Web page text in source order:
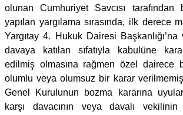
olunan Cumhuriyet Savcısı tarafından
yapılan yargılama sırasında, ilk derece
Yargıtay 4. Hukuk Dairesi
davaya katılan sıfatıyla kabulüne
edilmiş olmasına rağmen özel dairece
olumlu veya olumsuz bir karar
Genel Kurulunun bozma kararına
karşı davacının veya davalı